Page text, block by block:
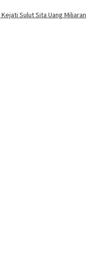
Sulut Sita Uang Miliaran